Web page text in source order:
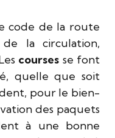
code de la route
la circulation,
courses se font
quelle que soit
pour le bien-
des paquets
à une bonne